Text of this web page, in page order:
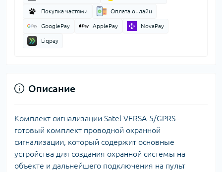
Покупка частями Оплата онлайн
GooglePay ApplePay NovaPay
Liqpay
Описание
Комплект сигнализации Satel VERSA-5/GPRS -
готовый комплект проводной охранной
сигнализации, который содержит основные
устройства для создания охранной системы на
объекте и дальнейшего подключения на пульт